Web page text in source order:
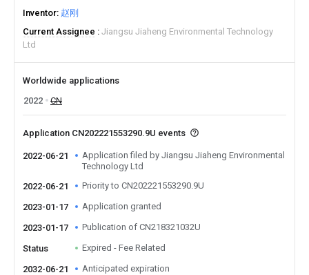
Inventor 赵刚
Current Assignee
Jiangsu Jiaheng Environmental Technology
Ltd
Worldwide applications
2022
CN
Application CN202221553290.9U events
2022-06-21
Application filed by Jiangsu Jiaheng Environmental
Technology Ltd
2022-06-21
Priority to CN202221553290.9U
2023-01-17 Application granted
2023-01-17 Publication of CN218321032U
Status Expired - Fee Related
2032-06-21 Anticipated expiration